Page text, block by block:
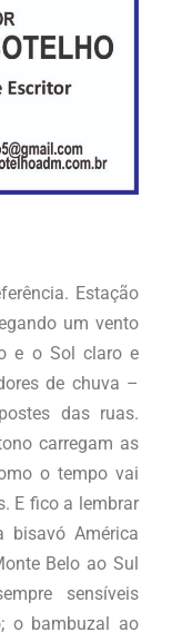
Estação
um vento
e o Sol claro e
de chuva –
das ruas.
carregam as
o tempo vai
E fico a lembrar
bisavó América
Belo ao Sul
sensíveis
o bambuzal ao